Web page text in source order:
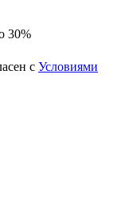
30%
с Условиями